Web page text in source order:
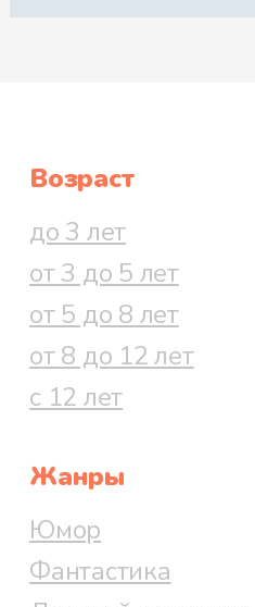
Возраст
до 3 лет
от 3 до 5 лет
от 5 до 8 лет
от 8 до 12 лет
с 12 лет
Жанры
Юмор
Фантастика